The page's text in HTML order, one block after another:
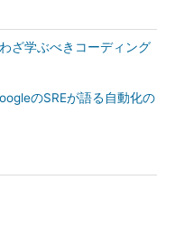
ざ学ぶべきコーディング
のSREが語る自動化の